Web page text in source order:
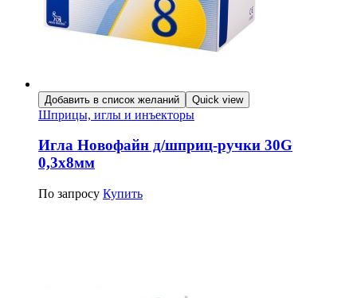
Добавить в список желаний Quick view
Шприцы, иглы и инъекторы
Игла Новофайн д/шприц-ручки 30G
0,3х8мм
По запросу Купить